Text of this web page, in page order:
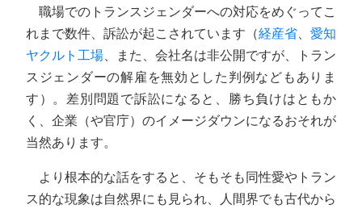
職場でのトランスジェンダーへの対応をめぐってこ
れまで数件、訴訟が起こされています（経産省
愛知
ヤクルト工場 、また、会社名は非公開ですが、トラン
スジェンダーの解雇を無効とした判例などもありま
す）。差別問題で訴訟になると、勝ち負けはともか
く、企業（や官庁）のイメージダウンになるおそれが
当然あります。
より根本的な話をすると、そもそも同性愛やトラン
ス的な現象は自然界にも見られ、人間界でも古代から